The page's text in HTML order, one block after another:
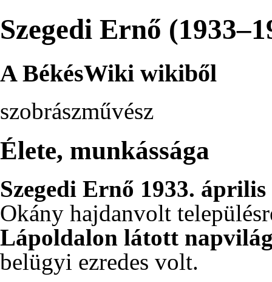
Szegedi Ernő
A BékésWiki wikiből
szobrászművész
Élete, munkássága
Szegedi Ernő 1933. április
Okány hajdanvolt
Lápoldalon látott
belügyi ezredes volt.